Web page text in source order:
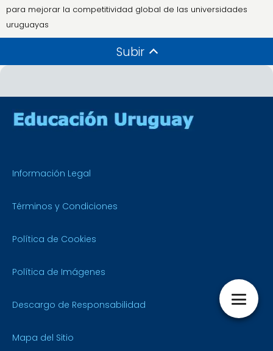
para mejorar la competitividad global de las universidades
uruguayas
Subir
Información Legal
Términos y Condiciones
Política de Cookies
Política de Imágenes
Descargo de Responsabilidad
Mapa del Sitio